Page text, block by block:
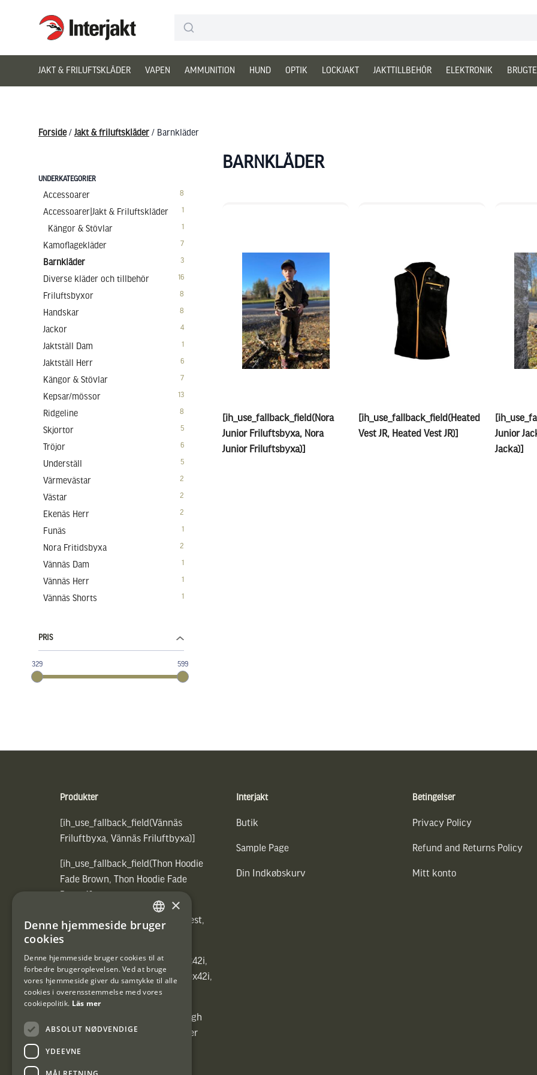
Interjakt DK
JAKT & FRILUFTSKLÄDER VAPEN AMMUNITION HUND OPTIK LOCKJAKT JAKTTILLBEHÖR ELEKTRONIK
Forside/Jakt & friluftskläder / Barnkläder
UNDERKATEGORIER
Accessoarer 8
Accessoarer|Jakt & Friluftskläder 1
Kängor & Stövlar 1
Kamoflagekläder 7
Barnkläder 3
Diverse kläder och tillbehör 16
Friluftsbyxor 8
Handskar 8
Jackor 4
Jaktställ Dam 1
Jaktställ Herr 6
Kängor & Stövlar 7
Kepsar/mössor 13
Ridgeline 8
Skjortor 5
Tröjor 6
Underställ 5
Värmevästar 2
Västar 2
Ekenäs Herr 2
Funäs 1
Nora Fritidsbyxa 2
Vännäs Dam 1
Vännäs Herr 1
Vännäs Shorts 1
PRIS
329 599
BARNKLÄDER
[ih_use_fallback_field(Nora
Junior Friluftsbyxa, Nora
Junior Friluftsbyxa)]
[ih_use_fallback_field(Heated
Vest JR, Heated Vest JR)]
Junior
Jacka)]
Produkter
[ih_use_fallback_field(Vännäs
Friluftbyxa, Vännäs Friluftbyxa)]
[ih_use_fallback_field(Thon Hoodie
Fade Brown, Thon Hoodie Fade
[ih_use_fallback_field(Heated vest,
Heated vest)]
[ih_use_fallback_field(C6 1,7-10x42i,
6ggr förstoringsväxel!, C6 1,7-10x42i,
6ggr förstoringsväxel!)]
[ih_use_fallback_field(Carrier High
Energy Professional 15kg, Carrier
High Energy Professional 15kg)]
Interjakt
Butik
Sample Page
Din Indkøbskurv
Betingelser
Privacy Policy
Refund and Returns Policy
Mitt konto
SWEDISH
×
Denne hjemmeside bruger
cookies
Denne hjemmeside bruger cookies til at
forbedre brugeroplevelsen. Ved at bruge
vores hjemmeside giver du samtykke til alle
cookies i overensstemmelse med vores
cookiepolitik. Läs mer
ABSOLUT NØDVENDIGE
YDEEVNE